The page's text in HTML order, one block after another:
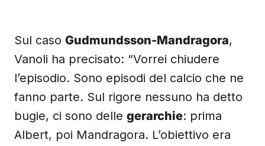
Sul caso Gudmundsson-Mandragora,
Vanoli ha precisato: “Vorrei chiudere
l’episodio. Sono episodi del calcio che ne
fanno parte. Sul rigore nessuno ha detto
bugie, ci sono delle gerarchie: prima
Albert, poi Mandragora. L’obiettivo era